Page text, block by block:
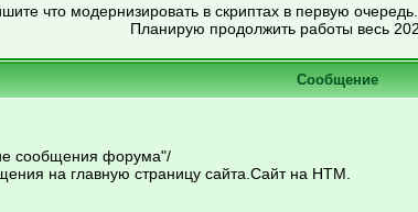
что модернизировать в скриптах в первую
Планирую продолжить работы весь
Сообщение
сообщения форума"/
на главную страницу сайта.Сайт на HTM.